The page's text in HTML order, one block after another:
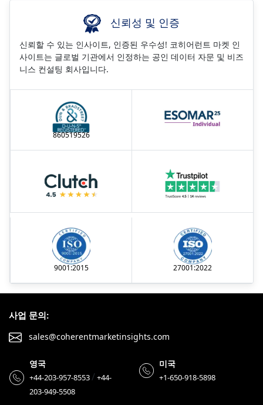
신뢰성 및 인증
신뢰할 수 있는 인사이트, 인증된 우수성! 코히어런트 마켓 인
사이트는 글로벌 기관에서 인정하는 공인 데이터 자문 및 비즈
니스 컨설팅 회사입니다.
860519526
9001:2015 27001:2022
사업 문의:
sales@coherentmarketinsights.com
영국
+44-203-957-8553/+44-
203-949-5508
미국
+1-650-918-5898